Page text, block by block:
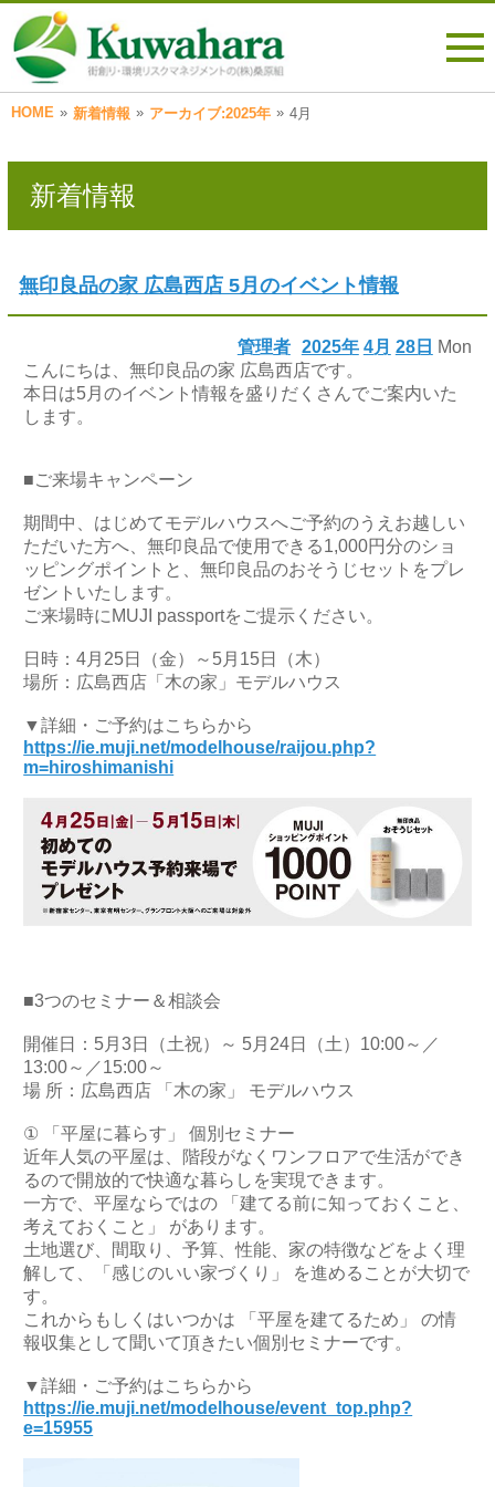
HOME » 新着情報 » アーカイブ:2025年 » 4月
新着情報
無印良品の家 広島西店 5月のイベント情報
2025年 4月 28日 Mon
管理者
こんにちは、無印良品の家 広島西店です。
本日は5月のイベント情報を盛りだくさんでご案内いた
します。
■ご来場キャンペーン
期間中、はじめてモデルハウスへご予約のうえお越しい
ただいた方へ、無印良品で使用できる1,000円分のショ
ッピングポイントと、無印良品のおそうじセットをプレ
ゼントいたします。
ご来場時にMUJI passportをご提示ください。
日時：4月25日（金）～5月15日（木）
場所：広島西店「木の家」モデルハウス
▼詳細・ご予約はこちらから
https://ie.muji.net/modelhouse/raijou.php?
m=hiroshimanishi
■3つのセミナー＆相談会
開催日：5月3日（土祝）～ 5月24日（土）10:00～／
13:00～／15:00～
場 所：広島西店 「木の家」 モデルハウス
① 「平屋に暮らす」 個別セミナー
近年人気の平屋は、階段がなくワンフロアで生活ができ
るので開放的で快適な暮らしを実現できます。
一方で、平屋ならではの 「建てる前に知っておくこと、
考えておくこと」 があります。
土地選び、間取り、予算、性能、家の特徴などをよく理
解して、「感じのいい家づくり」 を進めることが大切で
す。
これからもしくはいつかは 「平屋を建てるため」 の情
報収集として聞いて頂きたい個別セミナーです。
▼詳細・ご予約はこちらから
https://ie.muji.net/modelhouse/event_top.php?
e=15955